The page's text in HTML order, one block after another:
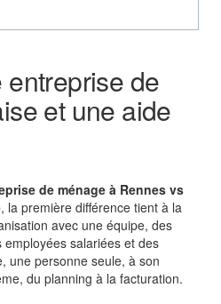
de
et une aide
de ménage à Rennes vs
, la première différence tient à la
avec une équipe, des
salariées et des
une personne seule, à son
du planning à la facturation.